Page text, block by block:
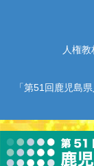
人権
「第51回鹿児島